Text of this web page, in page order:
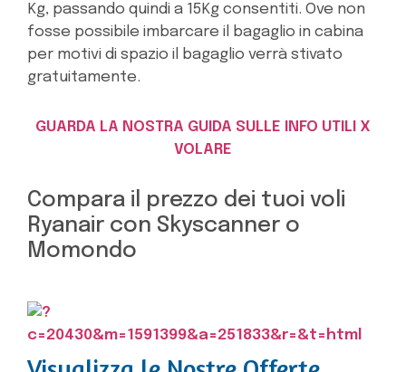
Kg, passando quindi a 15Kg consentiti. Ove non
fosse possibile imbarcare il bagaglio in cabina
per motivi di spazio il bagaglio verrà stivato
gratuitamente.
GUARDA LA NOSTRA GUIDA SULLE INFO UTILI X
VOLARE
Compara il prezzo dei tuoi voli
Ryanair con Skyscanner o
Momondo